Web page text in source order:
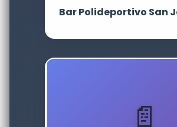
Bar Polideportivo San